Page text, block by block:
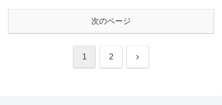
次のページ
1 2 次